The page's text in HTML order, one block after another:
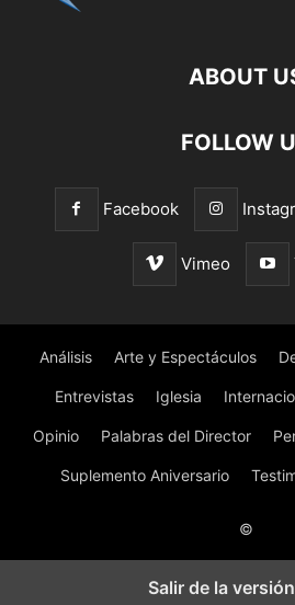
ABOUT
FOLLOW
Facebook
Vimeo
Análisis Arte y Espectáculos
Entrevistas Iglesia
Opinio Palabras del Director
Suplemento Aniversario
©
Salir de la